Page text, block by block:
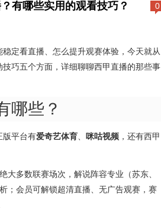
0
有哪些实用的观看技巧？
定看直播、怎么提升观赛体验，今天就从
巧五个方面，详细聊聊西甲直播的那些事
哪些？
版平台有爱奇艺体育 咪咕视频 ，还有西甲
大多数联赛场次，解说阵容专业（苏东、
；会员可解锁超清直播、无广告观赛，赛